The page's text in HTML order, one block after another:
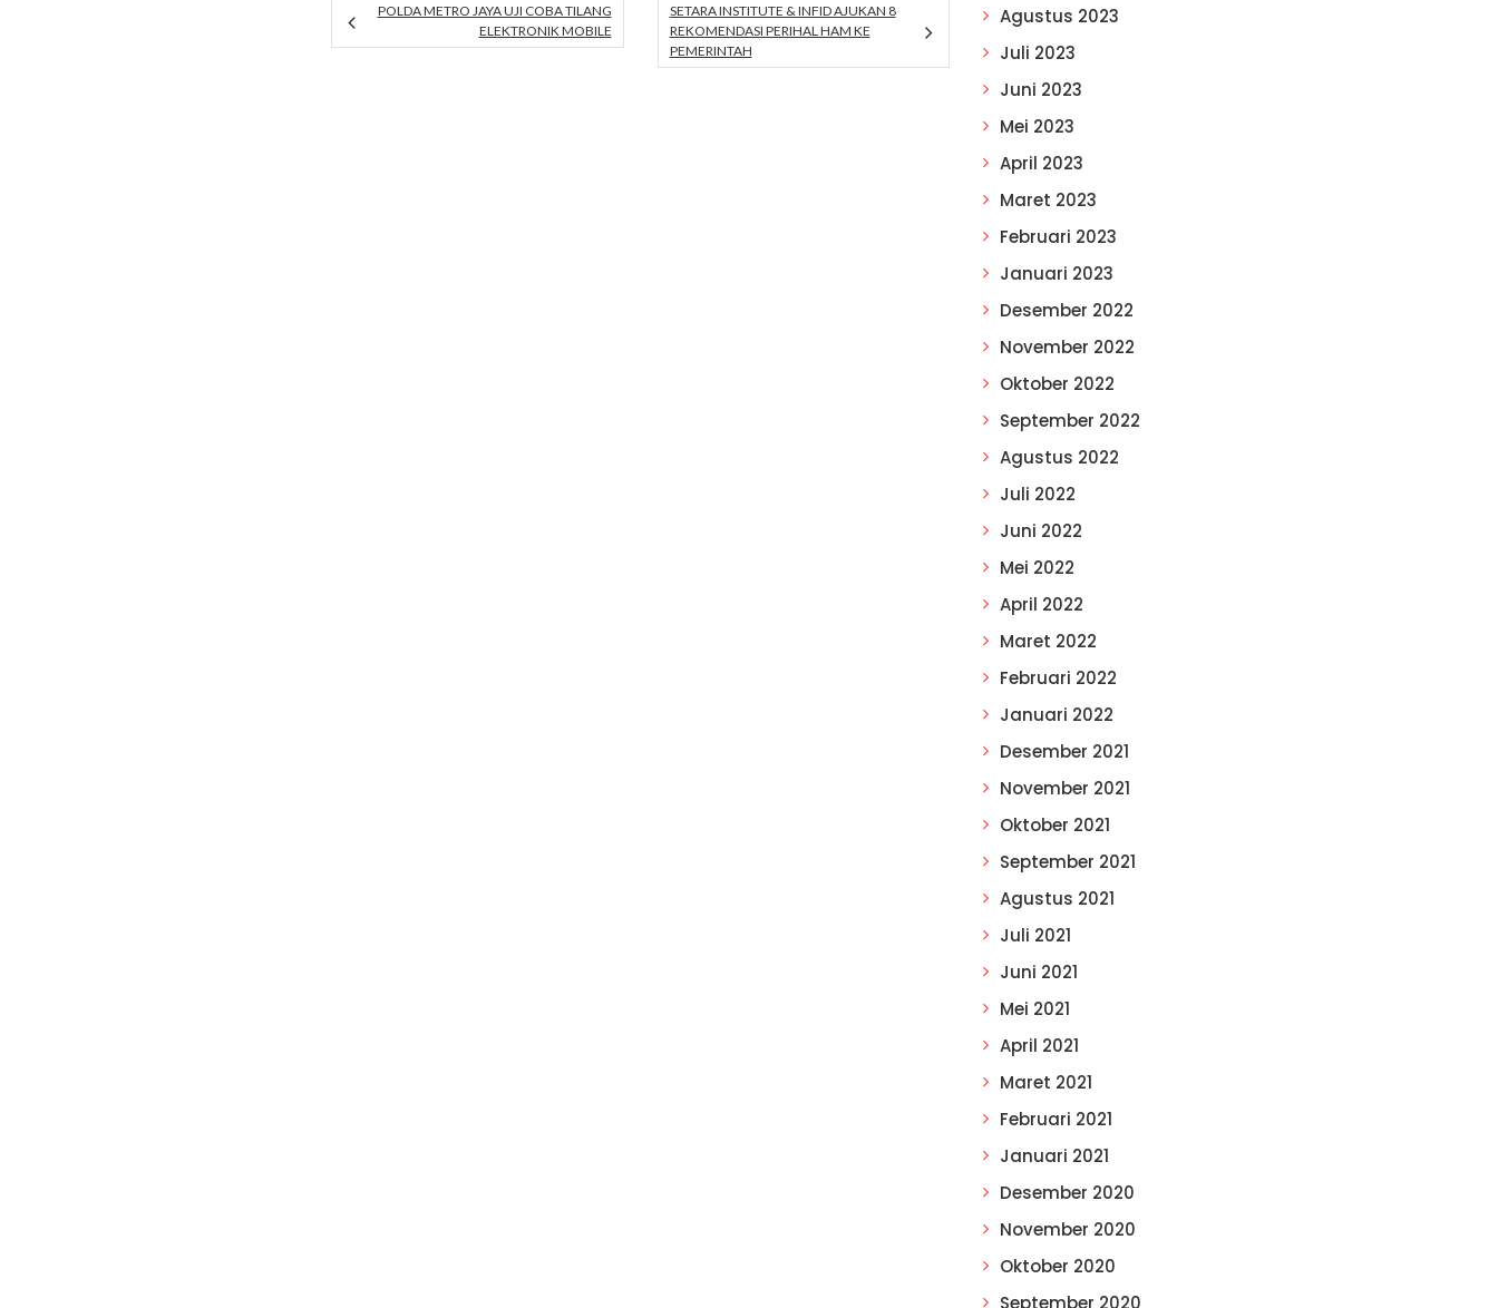
POLDA METRO JAYA UJI COBA TILANG
ELEKTRONIK MOBILE
SETARA INSTITUTE & INFID AJUKAN 8
REKOMENDASI PERIHAL HAM KE
PEMERINTAH
Agustus 2023
Juli 2023
Juni 2023
Mei 2023
April 2023
Maret 2023
Februari 2023
Januari 2023
Desember 2022
November 2022
Oktober 2022
September 2022
Agustus 2022
Juli 2022
Juni 2022
Mei 2022
April 2022
Maret 2022
Februari 2022
Januari 2022
Desember 2021
November 2021
Oktober 2021
September 2021
Agustus 2021
Juli 2021
Juni 2021
Mei 2021
April 2021
Maret 2021
Februari 2021
Januari 2021
Desember 2020
November 2020
Oktober 2020